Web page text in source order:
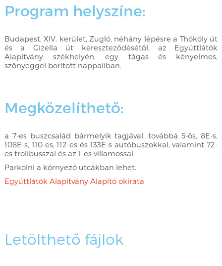
Program helyszíne:
Budapest, XIV. kerület, Zugló, néhány lépésre a Thököly út
és a Gizella út kereszteződésétől, az Együttlátók
Alapítvány székhelyén, egy tágas és kényelmes,
szőnyeggel borított nappaliban.
Megközelíthető:
a 7-es buszcsalád bármelyik tagjával, továbbá 5-ös, 8E-s,
108E-s, 110-es, 112-es és 133E-s autóbuszokkal, valamint 72-
es trolibusszal és az 1-es villamossal.
Parkolni a környező utcákban lehet.
Együttlátók Alapítvány Alapító okirata
Letölthető fájlok